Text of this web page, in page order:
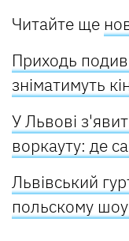
Читайте ще
Приходь
зніматимуть
У Львові
воркауту: де
Львівський
польскому шоу